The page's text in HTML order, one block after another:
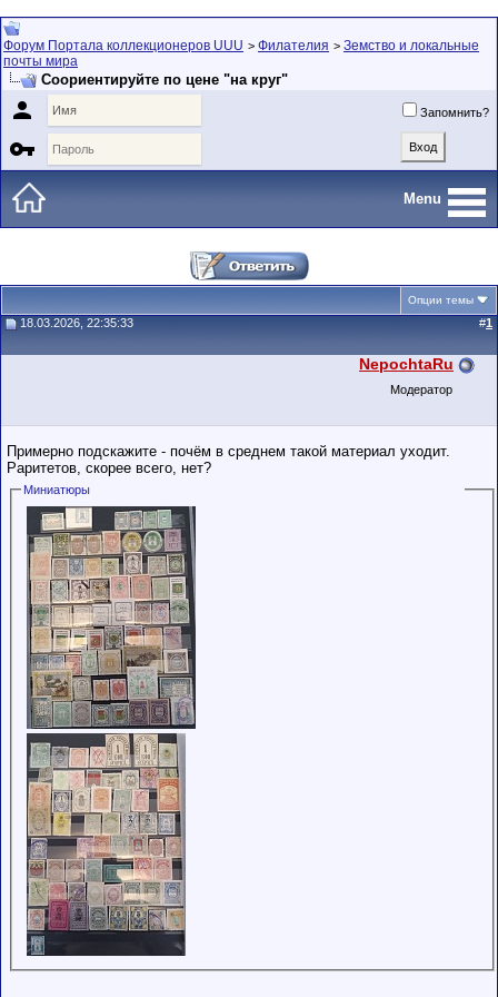
Форум Портала коллекционеров UUU > Филателия > Земство и локальные
почты мира
Соориентируйте по цене "на круг"
 Запомнить?

Menu
Опции темы
18.03.2026, 22:35:33 #1
NepochtaRu
Модератор
Примерно подскажите - почём в среднем такой материал уходит.
Раритетов, скорее всего, нет?
Миниатюры